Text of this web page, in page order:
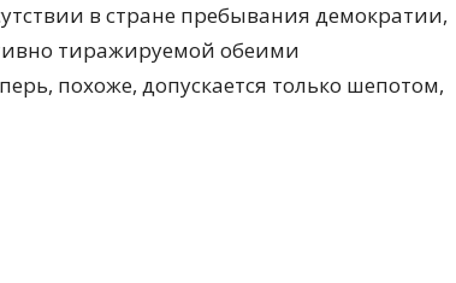
в стране пребывания демократии,
тиражируемой обеими
похоже, допускается только шепотом,